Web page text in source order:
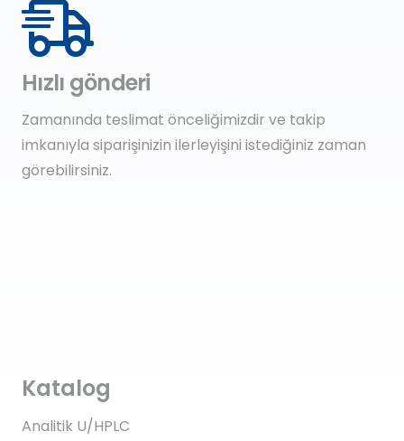
Hızlı gönderi
Zamanında teslimat önceliğimizdir ve takip
imkanıyla siparişinizin ilerleyişini istediğiniz zaman
görebilirsiniz.
Katalog
Analitik U/HPLC